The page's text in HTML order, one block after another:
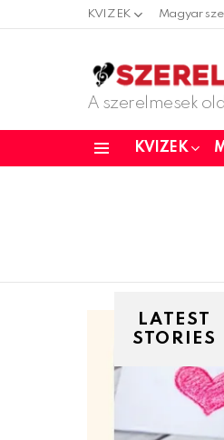
KVIZEK Magyar
A szerelmesek
KVIZEK
LATEST
STORIES